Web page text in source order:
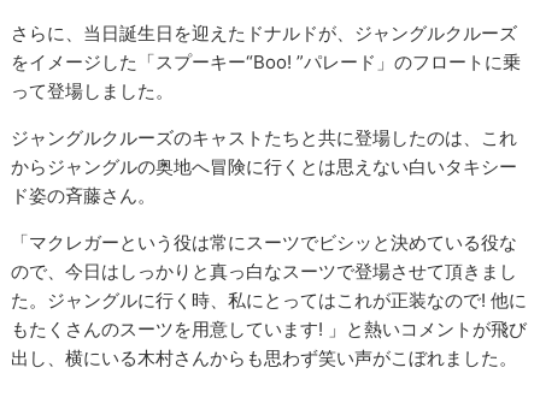
さらに、当日誕生日を迎えたドナルドが、ジャングルクルーズ
をイメージした「​スプーキー“Boo! ”パレード」のフロートに乗
って登場しました。
ジャングルクルーズのキャストたちと共に登場したのは、これ
からジャングルの奥地へ冒険に行くとは思えない白いタキシー
ド姿の斉藤さん。
「マクレガーという役は常にスーツでビシッと決めている役な
ので、今日はしっかりと真っ白なスーツで登場させて頂きまし
た。ジャングルに行く時、私にとってはこれが正装なので! 他に
もたくさんのスーツを用意しています! 」と熱いコメントが飛び
出し、横にいる木村さんからも思わず笑い声がこぼれました。